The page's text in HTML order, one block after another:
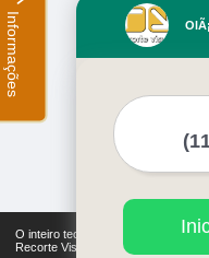
O inteiro teor deste site está sujeito
Recorte Visual (Lei 9610 de 19/02/
Informações